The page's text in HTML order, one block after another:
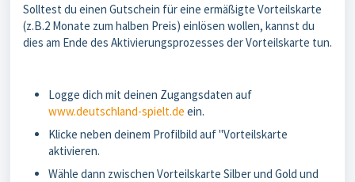
Solltest du einen Gutschein für eine ermäßigte Vorteilskarte
(z.B.2 Monate zum halben Preis) einlösen wollen, kannst du
dies am Ende des Aktivierungsprozesses der Vorteilskarte tun.
Logge dich mit deinen Zugangsdaten auf
www.deutschland-spielt.de ein.
Klicke neben deinem Profilbild auf "Vorteilskarte
aktivieren.
Wähle dann zwischen Vorteilskarte Silber und Gold und